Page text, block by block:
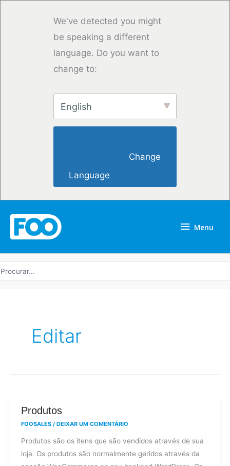
We've detected you might
be speaking a different
language. Do you want to
change to:
English
Language
Menu
Editar
Produtos
FOOSALES / DEIXAR UM COMENTÁRIO
Produtos são os itens que são vendidos através de sua
loja. Os produtos são normalmente geridos através da
Produtos